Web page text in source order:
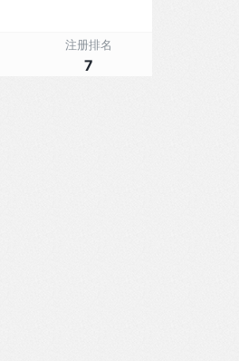
注册排名
7